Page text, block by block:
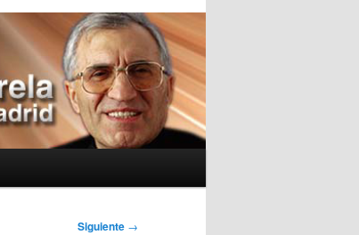
Siguiente →